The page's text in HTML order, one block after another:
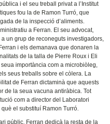
i el seu treball privat a l’Institut
fou la de Ramon Turró, que
de la inspecció d’aliments.
a Ferran. El seu advocat,
un grup de reconeguts investigadors,
i els demanava que donaren la
de la talla de Pierre Roux i Eli
importància com a microbiòleg,
seus treballs sobre el còlera. La
de Ferran dictaminà que aquests
de la seua vacuna antiràbica. Tot
com a director del Laboratori
el substituí Ramon Turró.
públic, Ferran dedicà la resta de la